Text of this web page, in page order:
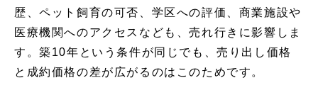
歴、ペット飼育の可否、学区への評価、商業施設や
医療機関へのアクセスなども、売れ行きに影響しま
す。築10年という条件が同じでも、売り出し価格
と成約価格の差が広がるのはこのためです。